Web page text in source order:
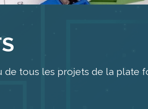
de tous les projets de la plate